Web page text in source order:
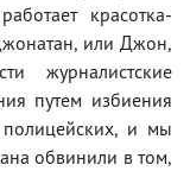
красотка-
или Джон,
журналистские
путем избиения
и мы
обвинили в том,